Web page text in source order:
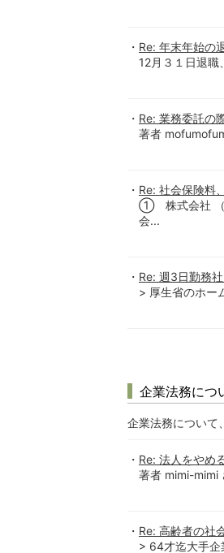
Re: 年末年始の
12月３１日退
Re: 業務委託の
著者
Re: 社会保険料
① 株式会社 （
会...
Re: 週3日勤務
> 厚生省のホー
企業法務につ
企業法務について
Re: 法人をやめ
著者 mimi-mimi
Re: 高齢者の社
> 64才迄大手企